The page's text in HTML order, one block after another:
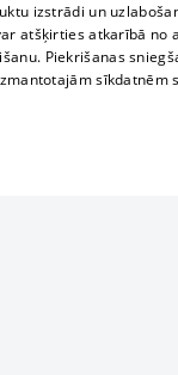
kontakti
izstrādi un
atšķirties atkarībā no
Piekrišanas
sīkdatnēm